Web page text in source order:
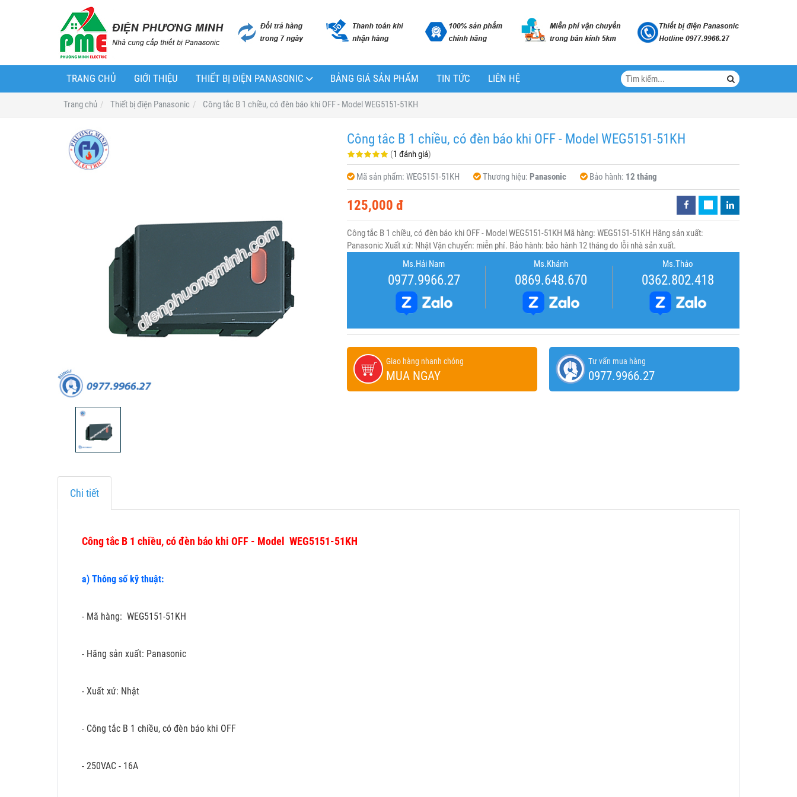
TRANG CHỦ GIỚI THIỆU THIẾT BỊ ĐIỆN PANASONIC BẢNG GIÁ SẢN PHẨM TIN TỨC LIÊN HỆ
Trang chủ Thiết bị điện Panasonic Công tắc B 1 chiều, có đèn báo khi OFF - Model WEG5151-51KH
Công tắc B 1 chiều, có đèn báo khi OFF - Model WEG5151-51KH
(1 đánh giá)
Mã sản phẩm: WEG5151-51KH Thương hiệu: Panasonic Bảo hành: 12 tháng
125,000 đ
Công tắc B 1 chiều, có đèn báo khi OFF - Model WEG5151-51KH Mã hàng: WEG5151-51KH Hãng sản xuất:
Panasonic Xuất xứ: Nhật Vận chuyển: miễn phí. Bảo hành: bảo hành 12 tháng do lỗi nhà sản xuất.
Ms.Hải Nam
0977.9966.27
Ms.Khánh
0869.648.670
Ms.Thảo
0362.802.418
Giao hàng nhanh chóng
MUA NGAY
Tư vấn mua hàng
0977.9966.27
Chi tiết
Công tắc B 1 chiều, có đèn báo khi OFF - Model WEG5151-51KH
a) Thông số kỹ thuật:
- Mã hàng: WEG5151-51KH
- Hãng sản xuất: Panasonic
- Xuất xứ: Nhật
- Công tắc B 1 chiều, có đèn báo khi OFF
- 250VAC - 16A